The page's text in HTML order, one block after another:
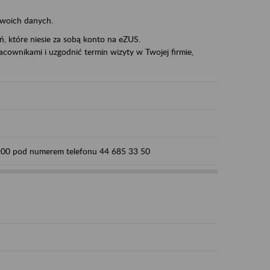
danych.
które niesie za sobą konto na eZUS.
i uzgodnić termin wizyty w Twojej firmie,
pod numerem telefonu 44 685 33 50